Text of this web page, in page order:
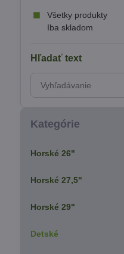
Všetky produkty
Iba skladom
Hľadať text
výsledky
fulltextom
Kategórie
Horské 26"
Horské 27,5"
Horské 29"
Detské